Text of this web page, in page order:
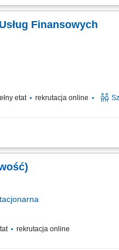
MŚP i proponowanie
Finansowych
etat rekrutacja online
zainteresowanymi
rekrutacja online